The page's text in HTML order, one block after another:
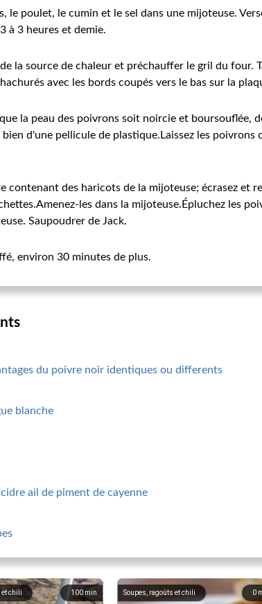
le poulet, le cumin et le sel dans une mijoteuse.
à 3 heures et demie.
la source de chaleur et préchauffer le gril du four.
avec les bords coupés vers le bas sur la
la peau des poivrons soit noircie et boursouflée,
d'une pellicule de plastique.Laissez les poivrons
contenant des haricots de la mijoteuse; écrasez et
les dans la mijoteuse.Épluchez les
Saupoudrer de Jack.
environ 30 minutes de plus.
du poivre noir identiques ou differents
blanche
ail de piment de cayenne
100 min
et chili 0
Soupes, ragoûts et chili